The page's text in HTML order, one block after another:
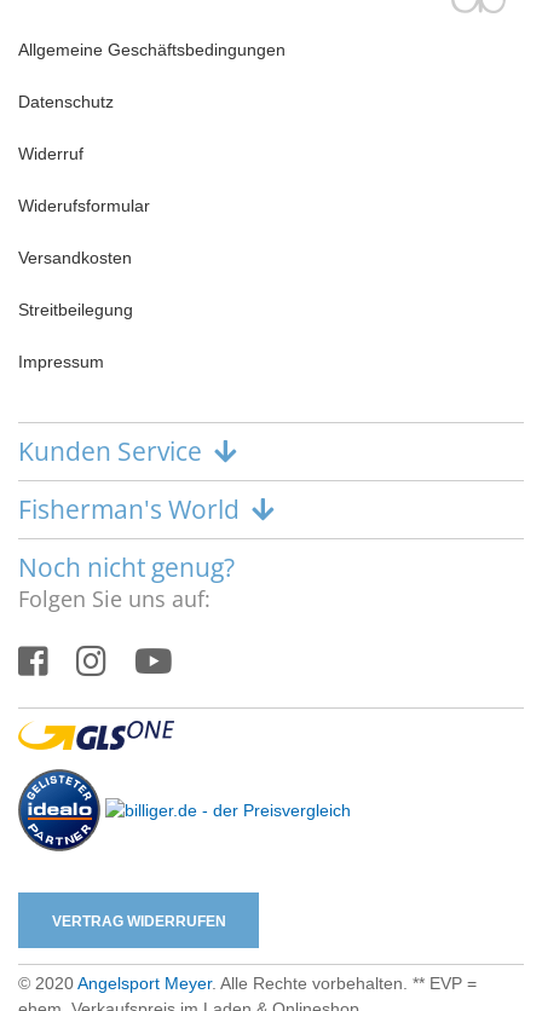
Allgemeine Geschäftsbedingungen
Datenschutz
Widerruf
Widerufsformular
Versandkosten
Streitbeilegung
Impressum
Kunden Service
Fisherman's World
Noch nicht genug?
Folgen Sie uns auf:
VERTRAG WIDERRUFEN
© 2020Angelsport Meyer. Alle Rechte vorbehalten. ** EVP =